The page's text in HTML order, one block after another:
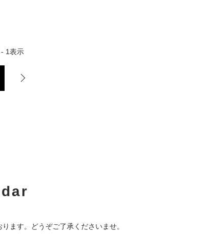
1表示
ます。どうぞご了承くださいませ。